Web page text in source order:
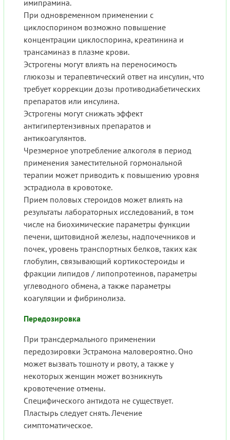
имипрамина.
При одновременном применении с
циклоспорином возможно повышение
концентрации циклоспорина, креатинина и
трансаминаз в плазме крови.
Эстрогены могут влиять на переносимость
глюкозы и терапевтический ответ на инсулин, что
требует коррекции дозы противодиабетических
препаратов или инсулина.
Эстрогены могут снижать эффект
антигипертензивных препаратов и
антикоагулянтов.
Чрезмерное употребление алкоголя в период
применения заместительной гормональной
терапии может приводить к повышению уровня
эстрадиола в кровотоке.
Прием половых стероидов может влиять на
результаты лабораторных исследований, в том
числе на биохимические параметры функции
печени, щитовидной железы, надпочечников и
почек, уровень транспортных белков, таких как
глобулин, связывающий кортикостероиды и
фракции липидов / липопротеинов, параметры
углеводного обмена, а также параметры
коагуляции и фибринолиза.
Передозировка
При трансдермального применении
передозировки Эстрамона маловероятно. Оно
может вызвать тошноту и рвоту, а также у
некоторых женщин может возникнуть
кровотечение отмены.
Специфического антидота не существует.
Пластырь следует снять. Лечение
симптоматическое.